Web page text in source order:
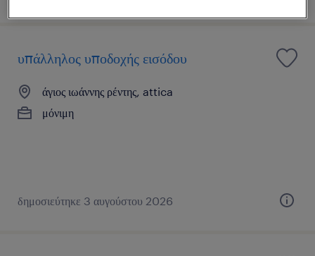
υπάλληλος υποδοχής εισόδου
άγιος ιωάννης ρέντης, attica
μόνιμη
δημοσιεύτηκε 3 αυγούστου 2026